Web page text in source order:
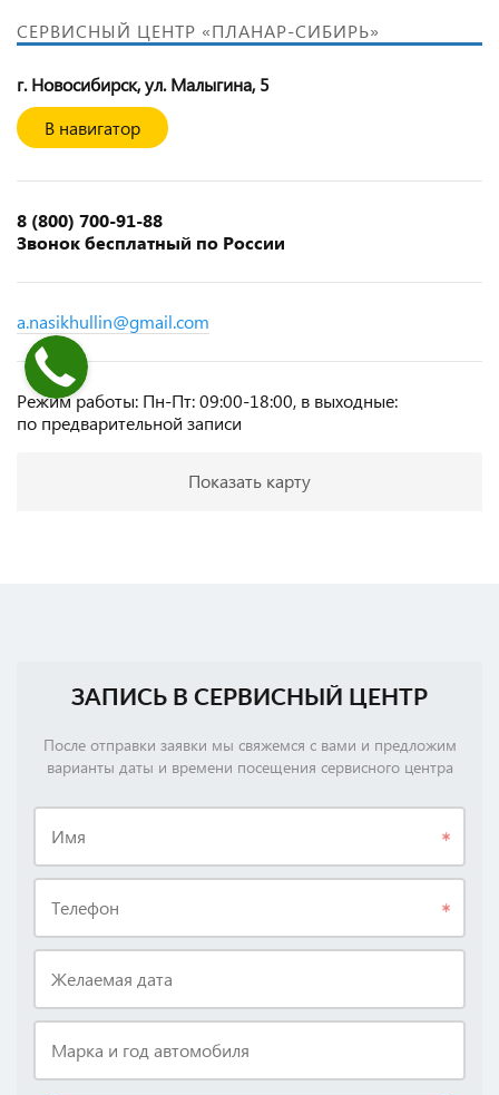
СЕРВИСНЫЙ ЦЕНТР «ПЛАНАР-СИБИРЬ»
г. Новосибирск, ул. Малыгина, 5
В навигатор
8 (800) 700‑91‑88
Звонок бесплатный по России
a.nasikhullin@gmail.com
Режим работы: Пн‑Пт: 09:00‑18:00, в выходные:
по предварительной записи
Показать карту
ЗАПИСЬ В СЕРВИСНЫЙ ЦЕНТР
После отправки заявки мы свяжемся с вами и предложим
варианты даты и времени посещения сервисного центра
Имя
Телефон
Желаемая дата
Марка и год автомобиля